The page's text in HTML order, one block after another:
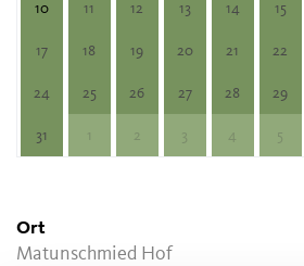
10 11 12 13 14 15
17 18 19 20 21 22
24 25 26 27 28 29
31 1 2 3 4 5
Ort
Matunschmied Hof